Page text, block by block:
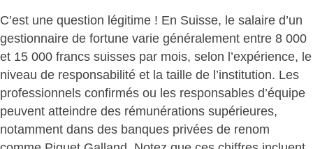
C’est une question légitime ! En Suisse, le salaire d’un
gestionnaire de fortune varie généralement entre 8 000
et 15 000 francs suisses par mois, selon l’expérience, le
niveau de responsabilité et la taille de l’institution. Les
professionnels confirmés ou les responsables d’équipe
peuvent atteindre des rémunérations supérieures,
notamment dans des banques privées de renom